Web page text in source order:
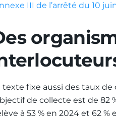
III de l’arrêté du 10
texte fixe aussi des taux
de collecte est de 82
à 53 % en 2024 et 62